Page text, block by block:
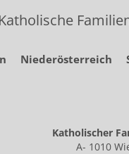
Niederösterreich
Katholischer
A- 1010